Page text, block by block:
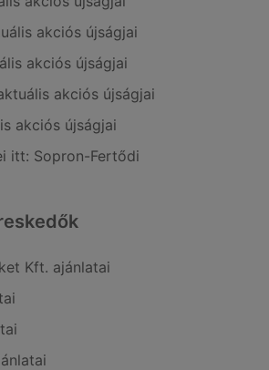
akciós újságjai
akciós újságjai
akciós újságjai
akciós újságjai
itt: Sopron-Fertődi
Kft. ajánlatai